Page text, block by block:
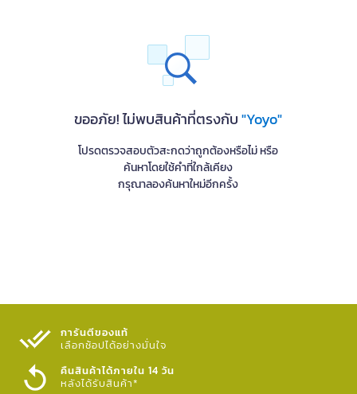
ขออภัย! ไม่พบสินค้าที่ตรงกับ"Yoyo"
โปรดตรวจสอบตัวสะกดว่าถูกต้องหรือไม่ หรือ
ค้นหาโดยใช้คำที่ใกล้เคียง
กรุณาลองค้นหาใหม่อีกครั้ง
การันตีของแท้
เลือกช้อปได้อย่างมั่นใจ​
คืนสินค้าได้ภายใน 14 วัน
หลังได้รับสินค้า*